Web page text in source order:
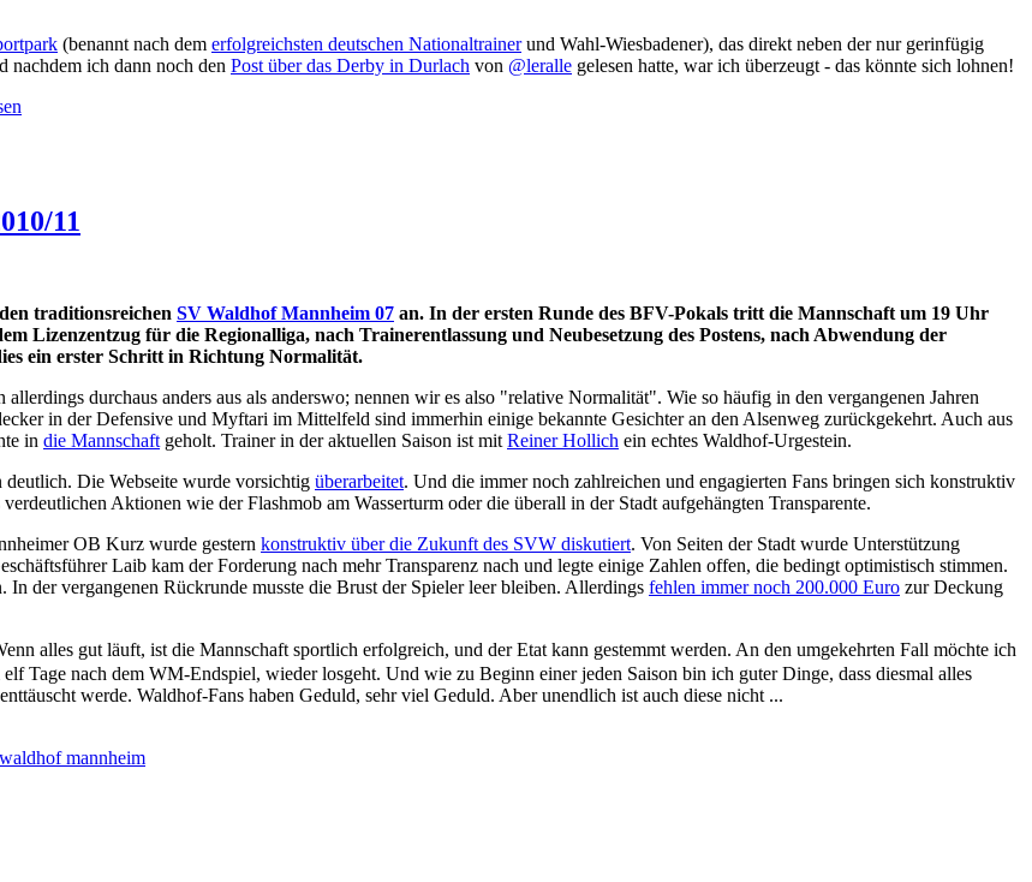
(benannt nach dem erfolgreichsten deutschen Nationaltrainerund Wahl-Wiesbadener), das direkt neben der nur gerinfügig
nachdem ich dann noch den Post über das Derby in Durlach von @leralle gelesen hatte, war ich überzeugt - das könnte sich lohnen!
11
traditionsreichen SV Waldhof Mannheim 07 an. In der ersten Runde des BFV-Pokals tritt die Mannschaft um 19 Uhr
Lizenzentzug für die Regionalliga, nach Trainerentlassung und Neubesetzung des Postens, nach Abwendung der
ein erster Schritt in Richtung Normalität.
durchaus anders aus als anderswo; nennen wir es also "relative Normalität". Wie so häufig in den vergangenen Jahren
in der Defensive und Myftari im Mittelfeld sind immerhin einige bekannte Gesichter an den Alsenweg zurückgekehrt. Auch aus
in die Mannschaft geholt. Trainer in der aktuellen Saison ist mit Reiner Hollich ein echtes Waldhof-Urgestein.
Die Webseite wurde vorsichtig überarbeitet. Und die immer noch zahlreichen und engagierten Fans bringen sich konstruktiv
verdeutlichen Aktionen wie der Flashmob am Wasserturm oder die überall in der Stadt aufgehängten Transparente.
OB Kurz wurde gestern konstruktiv über die Zukunft des SVW diskutiert. Von Seiten der Stadt wurde Unterstützung
Laib kam der Forderung nach mehr Transparenz nach und legte einige Zahlen offen, die bedingt optimistisch stimmen.
der vergangenen Rückrunde musste die Brust der Spieler leer bleiben. Allerdings fehlen immer noch 200.000 Euro zur Deckung
alles gut läuft, ist die Mannschaft sportlich erfolgreich, und der Etat kann gestemmt werden. An den umgekehrten Fall möchte ich
Tage nach dem WM-Endspiel, wieder losgeht. Und wie zu Beginn einer jeden Saison bin ich guter Dinge, dass diesmal alles
werde. Waldhof-Fans haben Geduld, sehr viel Geduld. Aber unendlich ist auch diese nicht ...
waldhof mannheim